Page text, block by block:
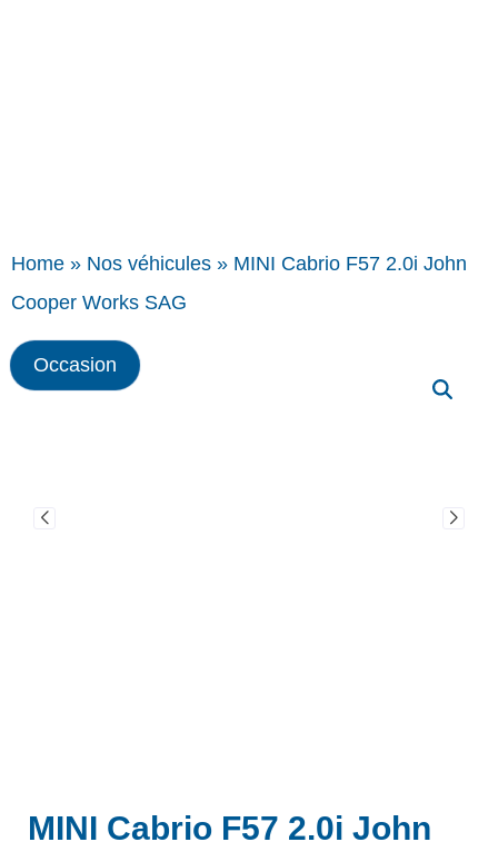
Home » Nos véhicules » MINI Cabrio F57 2.0i John
Cooper Works SAG
Occasion
MINI Cabrio F57 2.0i John